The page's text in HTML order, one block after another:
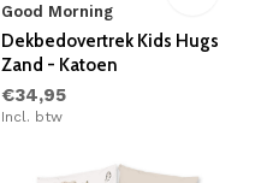
Good Morning
Dekbedovertrek Kids Hugs
Zand - Katoen
€34,95
Incl. btw